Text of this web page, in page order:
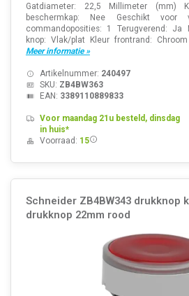
Gatdiameter: 22,5 Millimeter (mm)
beschermkap: Nee Geschikt voor
commandoposities: 1 Terugverend: Ja
knop: Vlak/plat Kleur frontrand:
Meer informatie »
Artikelnummer: 240497
SKU: ZB4BW363
EAN: 3389110889833
Voor maandag 21u besteld, dinsdag
in huis*
Voorraad: 15
Schneider ZB4BW343 drukknop
drukknop 22mm rood